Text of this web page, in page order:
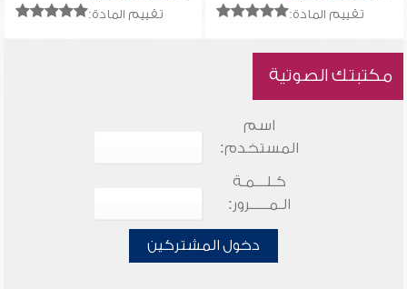
تقييم المادة: تقييم المادة:
مكتبتك الصوتية
اسم
المستخدم:
كـلـــمـة
الـمـــــرور:
دخول المشتركين